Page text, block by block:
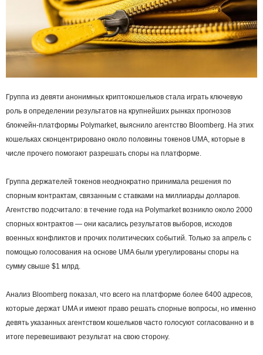
Группа из девяти анонимных криптокошельков стала играть ключевую
роль в определении результатов на крупнейших рынках прогнозов
блокчейн-платформы Polymarket, выяснило агентство Bloomberg. На этих
кошельках сконцентрировано около половины токенов UMA, которые в
числе прочего помогают разрешать споры на платформе.
Группа держателей токенов неоднократно принимала решения по
спорным контрактам, связанным с ставками на миллиарды долларов.
Агентство подсчитало: в течение года на Polymarket возникло около 2000
спорных контрактов — они касались результатов выборов, исходов
военных конфликтов и прочих политических событий. Только за апрель с
помощью голосования на основе UMA были урегулированы споры на
сумму свыше $1 млрд.
Анализ Bloomberg показал, что всего на платформе более 6400 адресов,
которые держат UMA и имеют право решать спорные вопросы, но именно
девять указанных агентством кошельков часто голосуют согласованно и в
итоге перевешивают результат на свою сторону.